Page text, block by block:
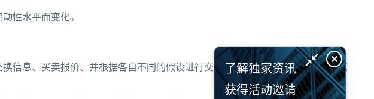
性水平而变化。
信息、买卖报价、并根据各自不同的假设进行交易，那么市场会更有效地反映真
了解独家资讯
获得活动邀请